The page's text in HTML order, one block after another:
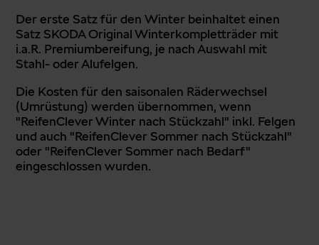
Der erste Satz für den Winter beinhaltet einen
Satz SKODA Original Winterkompletträder mit
i.a.R. Premiumbereifung, je nach Auswahl mit
Stahl- oder Alufelgen.
Die Kosten für den saisonalen Räderwechsel
(Umrüstung) werden übernommen, wenn
"ReifenClever Winter nach Stückzahl" inkl. Felgen
und auch "ReifenClever Sommer nach Stückzahl"
oder "ReifenClever Sommer nach Bedarf"
eingeschlossen wurden.